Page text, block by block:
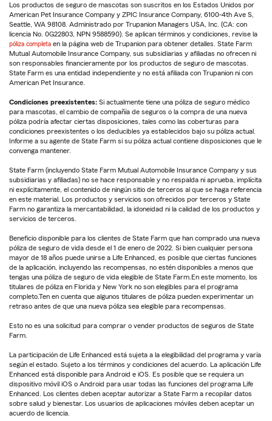
Los productos de seguro de mascotas son suscritos en los Estados Unidos por
American Pet Insurance Company y ZPIC Insurance Company, 6100-4th Ave S,
Seattle, WA 98108. Administrado por Trupanion Managers USA, Inc. (CA: con
licencia No. 0G22803, NPN 9588590). Se aplican términos y condiciones, revise la
póliza completa en la página web de Trupanion para obtener detalles. State Farm
Mutual Automobile Insurance Company, sus subsidiarias y afiliadas no ofrecen ni
son responsables financieramente por los productos de seguro de mascotas.
State Farm es una entidad independiente y no está afiliada con Trupanion ni con
American Pet Insurance.
Condiciones preexistentes: Si actualmente tiene una póliza de seguro médico
para mascotas, el cambio de compañía de seguros o la compra de una nueva
póliza podría afectar ciertas disposiciones, tales como las coberturas para
condiciones preexistentes o los deducibles ya establecidos bajo su póliza actual.
Informe a su agente de State Farm si su póliza actual contiene disposiciones que le
convenga mantener.
State Farm (incluyendo State Farm Mutual Automobile Insurance Company y sus
subsidiarias y afiliadas) no se hace responsable y no respalda ni aprueba, implícita
ni explícitamente, el contenido de ningún sitio de terceros al que se haga referencia
en este material. Los productos y servicios son ofrecidos por terceros y State
Farm no garantiza la mercantabilidad, la idoneidad ni la calidad de los productos y
servicios de terceros.
Beneficio disponible para los clientes de State Farm que han comprado una nueva
póliza de seguro de vida desde el 1 de enero de 2022. Si bien cualquier persona
mayor de 18 años puede unirse a Life Enhanced, es posible que ciertas funciones
de la aplicación, incluyendo las recompensas, no estén disponibles a menos que
tengas una póliza de seguro de vida elegible de State Farm.En este momento, los
titulares de póliza en Florida y New York no son elegibles para el programa
completo.Ten en cuenta que algunos titulares de póliza pueden experimentar un
retraso antes de que una nueva póliza sea elegible para recompensas.
Esto no es una solicitud para comprar o vender productos de seguros de State
Farm.
La participación de Life Enhanced está sujeta a la elegibilidad del programa y varía
según el estado. Sujeto a los términos y condiciones del acuerdo. La aplicación Life
Enhanced está disponible para Android e iOS. Es posible que se requiera un
dispositivo móvil iOS o Android para usar todas las funciones del programa Life
Enhanced. Los clientes deben aceptar autorizar a State Farm a recopilar datos
sobre salud y bienestar. Los usuarios de aplicaciones móviles deben aceptar un
acuerdo de licencia.